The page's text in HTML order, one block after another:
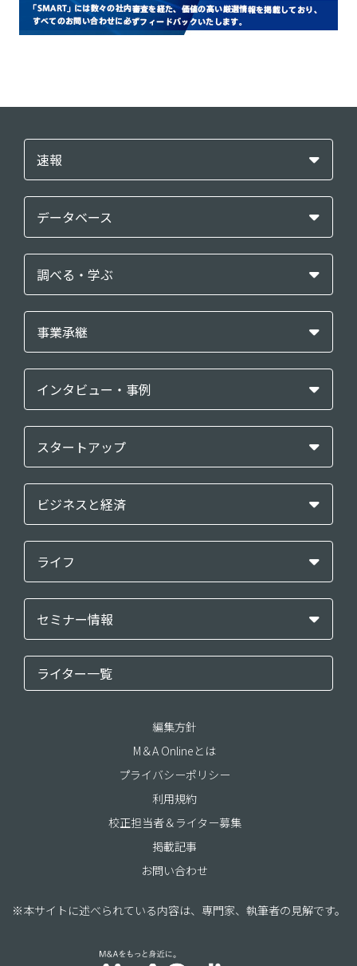
速報
データベース
調べる・学ぶ
事業承継
インタビュー・事例
スタートアップ
ビジネスと経済
ライフ
セミナー情報
ライター一覧
編集方針
M＆A Onlineとは
プライバシーポリシー
利用規約
校正担当者＆ライター募集
掲載記事
お問い合わせ
※本サイトに述べられている内容は、専門家、執筆者の見解です。